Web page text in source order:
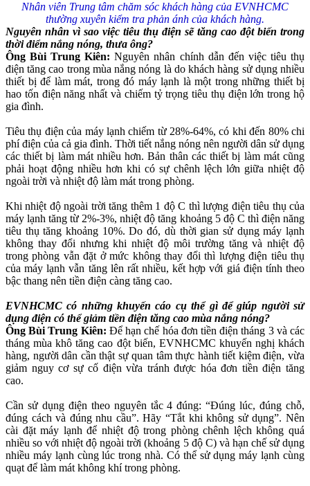
Nhân viên Trung tâm chăm sóc khách hàng của EVNHCMC
thường xuyên kiểm tra phản ánh của khách hàng.
Nguyên nhân vì sao việc tiêu thụ điện sẽ tăng cao đột biến trong
thời điểm nắng nóng, thưa ông?
Ông Bùi Trung Kiên:Nguyên nhân chính dẫn đến việc tiêu thụ
điện tăng cao trong mùa nắng nóng là do khách hàng sử dụng nhiều
thiết bị để làm mát, trong đó máy lạnh là một trong những thiết bị
hao tốn điện năng nhất và chiếm tỷ trọng tiêu thụ điện lớn trong hộ
gia đình.
Tiêu thụ điện của máy lạnh chiếm từ 28%-64%, có khi đến 80% chi
phí điện của cả gia đình. Thời tiết nắng nóng nên người dân sử dụng
các thiết bị làm mát nhiều hơn. Bản thân các thiết bị làm mát cũng
phải hoạt động nhiều hơn khi có sự chênh lệch lớn giữa nhiệt độ
ngoài trời và nhiệt độ làm mát trong phòng.
Khi nhiệt độ ngoài trời tăng thêm 1 độ C thì lượng điện tiêu thụ của
máy lạnh tăng từ 2%-3%, nhiệt độ tăng khoảng 5 độ C thì điện năng
tiêu thụ tăng khoảng 10%. Do đó, dù thời gian sử dụng máy lạnh
không thay đổi nhưng khi nhiệt độ môi trường tăng và nhiệt độ
trong phòng vẫn đặt ở mức không thay đổi thì lượng điện tiêu thụ
của máy lạnh vẫn tăng lên rất nhiều, kết hợp với giá điện tính theo
bậc thang nên tiền điện càng tăng cao.
EVNHCMC có những khuyến cáo cụ thể gì để giúp người sử
dụng điện có thể giảm tiền điện tăng cao mùa nắng nóng?
Ông Bùi Trung Kiên: Để hạn chế hóa đơn tiền điện tháng 3 và các
tháng mùa khô tăng cao đột biến, EVNHCMC khuyến nghị khách
hàng, người dân cần thật sự quan tâm thực hành tiết kiệm điện, vừa
giảm nguy cơ sự cố điện vừa tránh được hóa đơn tiền điện tăng
cao.
Cần sử dụng điện theo nguyên tắc 4 đúng: “Đúng lúc, đúng chỗ,
đúng cách và đúng nhu cầu”. Hãy “Tắt khi không sử dụng”. Nên
cài đặt máy lạnh để nhiệt độ trong phòng chênh lệch không quá
nhiều so với nhiệt độ ngoài trời (khoảng 5 độ C) và hạn chế sử dụng
nhiều máy lạnh cùng lúc trong nhà. Có thể sử dụng máy lạnh cùng
quạt để làm mát không khí trong phòng.